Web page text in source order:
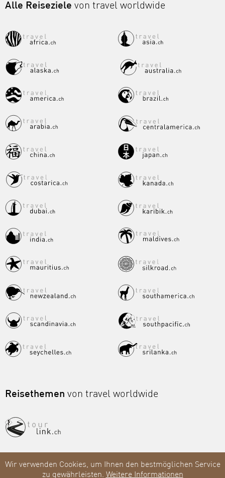
Alle Reiseziele von travel worldwide
Reisethemen von travel worldwide
Wir verwenden Cookies, um Ihnen den bestmöglichen Service
zu gewährleisten. Weitere Informationen